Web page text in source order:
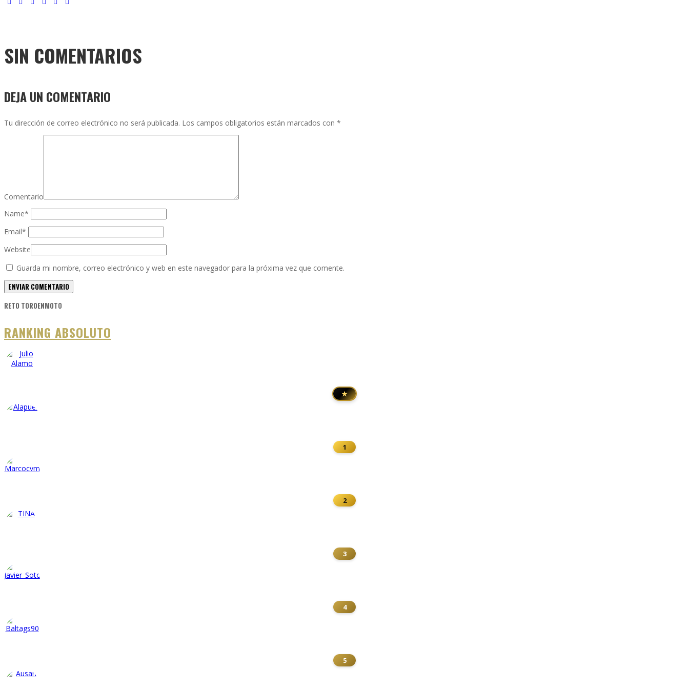
SIN COMENTARIOS
DEJA UN COMENTARIO
Tu dirección de correo electrónico no será publicada. Los campos obligatorios están marcados con *
Comentario
Name*
Email*
Website
Guarda mi nombre, correo electrónico y web en este navegador para la próxima vez que comente.
RETO TOROENMOTO
RANKING ABSOLUTO
★
1
2
3
4
5